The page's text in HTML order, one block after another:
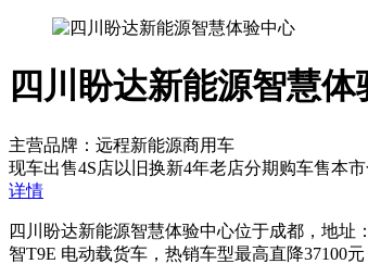
四川盼达新能源智慧体
主营品牌：远程新能源商用车
现车出售4S店以旧换新4年老店分期购车售本市
详情
四川盼达新能源智慧体验中心位于成都，地
智T9E 电动载货车，热销车型最高直降37100元